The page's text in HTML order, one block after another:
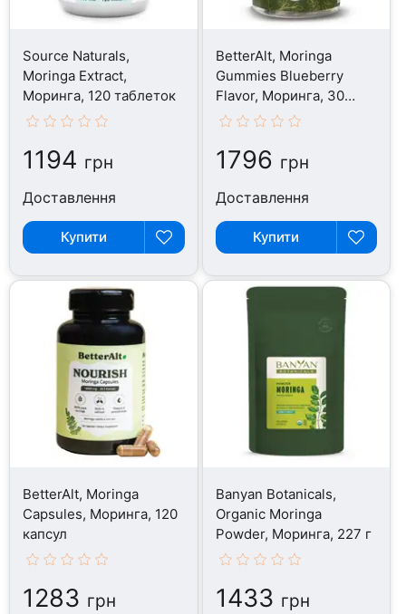
Source Naturals,
Moringa Extract,
Моринга, 120 таблеток
1194 грн
Доставлення
Купити
BetterAlt, Moringa
Gummies Blueberry
Flavor, Моринга, 30
таблеток
1796 грн
Доставлення
Купити
BetterAlt, Moringa
Capsules, Моринга, 120
капсул
1283 грн
Banyan Botanicals,
Organic Moringa
Powder, Моринга, 227 г
1433 грн